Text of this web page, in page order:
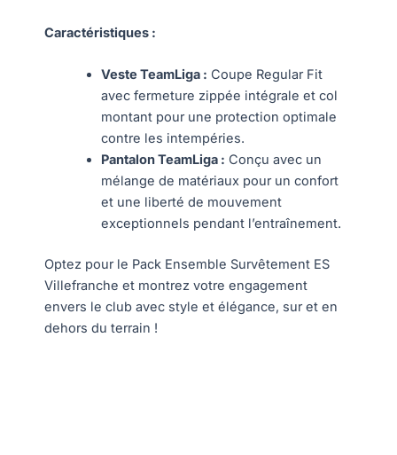
Caractéristiques :
Veste TeamLiga : Coupe Regular Fit
avec fermeture zippée intégrale et col
montant pour une protection optimale
contre les intempéries.
Pantalon TeamLiga : Conçu avec un
mélange de matériaux pour un confort
et une liberté de mouvement
exceptionnels pendant l’entraînement.
Optez pour le Pack Ensemble Survêtement ES
Villefranche et montrez votre engagement
envers le club avec style et élégance, sur et en
dehors du terrain !